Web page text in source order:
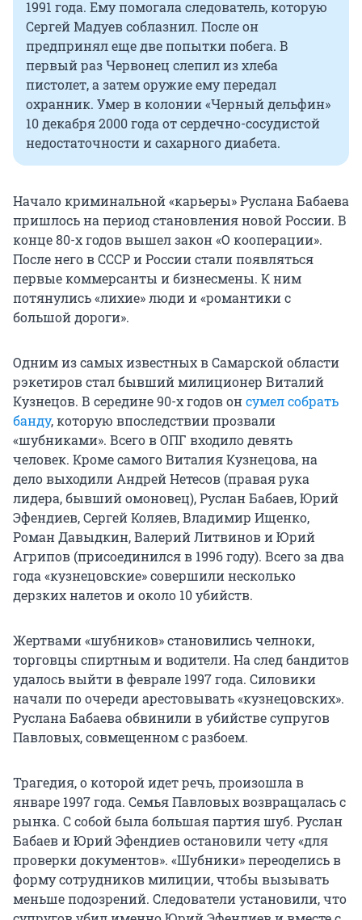
1991 года. Ему помогала следователь, которую
Сергей Мадуев соблазнил. После он
предпринял еще две попытки побега. В
первый раз Червонец слепил из хлеба
пистолет, а затем оружие ему передал
охранник. Умер в колонии «Черный дельфин»
10 декабря 2000 года от сердечно-сосудистой
недостаточности и сахарного диабета.
Начало криминальной «карьеры» Руслана Бабаева
пришлось на период становления новой России. В
конце80-х годоввышел закон «О кооперации».
После него в СССР и России стали появляться
первые коммерсанты и бизнесмены. К ним
потянулись «лихие» люди и «романтики с
большой дороги».
Одним из самых известных в Самарской области
рэкетиров стал бывший милиционер Виталий
Кузнецов. В середине90-х годовонсумел собрать
банду, которую впоследствии прозвали
«шубниками». Всего в ОПГ входило девять
человек. Кроме самого Виталия Кузнецова, на
дело выходили Андрей Нетесов (правая рука
лидера, бывший омоновец), Руслан Бабаев, Юрий
Эфендиев, Сергей Коляев, Владимир Ищенко,
Роман Давыдкин, Валерий Литвинов и Юрий
Агрипов (присоединился в 1996 году). Всего за два
года «кузнецовские» совершили несколько
дерзких налетов и около 10 убийств.
Жертвами «шубников» становились челноки,
торговцы спиртным и водители. На след бандитов
удалось выйти в феврале 1997 года. Силовики
начали по очереди арестовывать «кузнецовских».
Руслана Бабаева обвинили в убийстве супругов
Павловых, совмещенном с разбоем.
Трагедия, о которой идет речь, произошла в
январе 1997 года. Семья Павловых возвращалась с
рынка. С собой была большая партия шуб. Руслан
Бабаев и Юрий Эфендиев остановили чету «для
проверки документов». «Шубники» переоделись в
форму сотрудников милиции, чтобы вызывать
меньше подозрений. Следователи установили, что